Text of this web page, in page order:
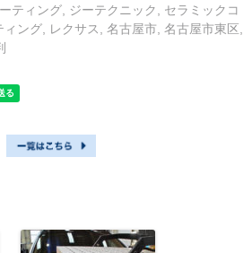
ティング, ジーテクニック, セラミックコ
ィング, レクサス, 名古屋市, 名古屋市東区,